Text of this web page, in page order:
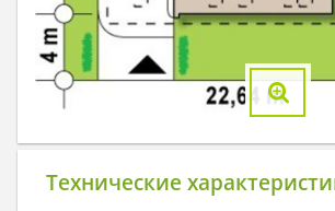
Технические